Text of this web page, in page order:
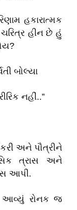
હકારાત્મક
હીન છે હું
બોલ્યા
નહીં..”
અને પૌત્રીને
ત્રાસ અને
આપી.
આવ્યું રોનક જ